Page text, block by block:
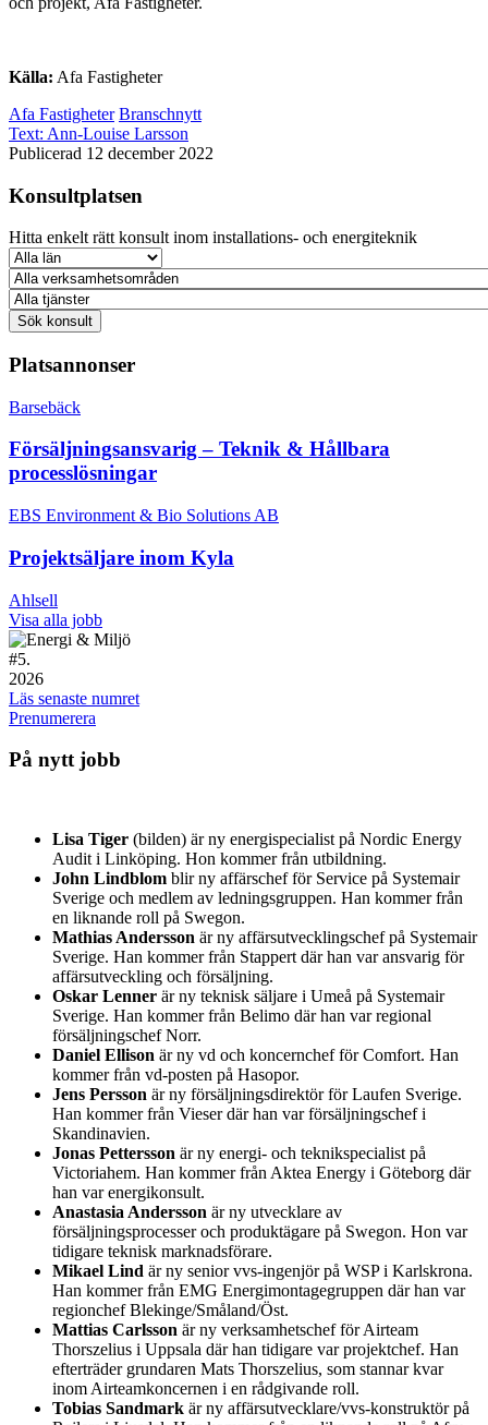
Källa: Afa Fastigheter
Afa Fastigheter Branschnytt
Text: Ann-Louise Larsson
Publicerad 12 december 2022
Konsultplatsen
Hitta enkelt rätt konsult inom installations- och energiteknik
Platsannonser
Barsebäck
Försäljningsansvarig – Teknik & Hållbara
processlösningar
EBS Environment & Bio Solutions AB
Projektsäljare inom Kyla
Ahlsell
Visa alla jobb
#5.
2026
Läs senaste numret
Prenumerera
På nytt jobb
Lisa Tiger (bilden) är ny energispecialist på Nordic Energy
Audit i Linköping. Hon kommer från utbildning.
John Lindblom blir ny affärschef för Service på Systemair
Sverige och medlem av ledningsgruppen. Han kommer från
en liknande roll på Swegon.
Mathias Andersson är ny affärsutvecklingschef på Systemair
Sverige. Han kommer från Stappert där han var ansvarig för
affärsutveckling och försäljning.
Oskar Lenner är ny teknisk säljare i Umeå på Systemair
Sverige. Han kommer från Belimo där han var regional
försäljningschef Norr.
Daniel Ellison är ny vd och koncernchef för Comfort. Han
kommer från vd-posten på Hasopor.
Jens Persson är ny försäljningsdirektör för Laufen Sverige.
Han kommer från Vieser där han var försäljningschef i
Skandinavien.
Jonas Pettersson är ny energi- och teknikspecialist på
Victoriahem. Han kommer från Aktea Energy i Göteborg där
han var energikonsult.
Anastasia Andersson är ny utvecklare av
försäljningsprocesser och produktägare på Swegon. Hon var
tidigare teknisk marknadsförare.
Mikael Lind är ny senior vvs-ingenjör på WSP i Karlskrona.
Han kommer från EMG Energimontagegruppen där han var
regionchef Blekinge/Småland/Öst.
Mattias Carlsson är ny verksamhetschef för Airteam
Thorszelius i Uppsala där han tidigare var projektchef. Han
efterträder grundaren Mats Thorszelius, som stannar kvar
inom Airteamkoncernen i en rådgivande roll.
Tobias Sandmark är ny affärsutvecklare/vvs-konstruktör på